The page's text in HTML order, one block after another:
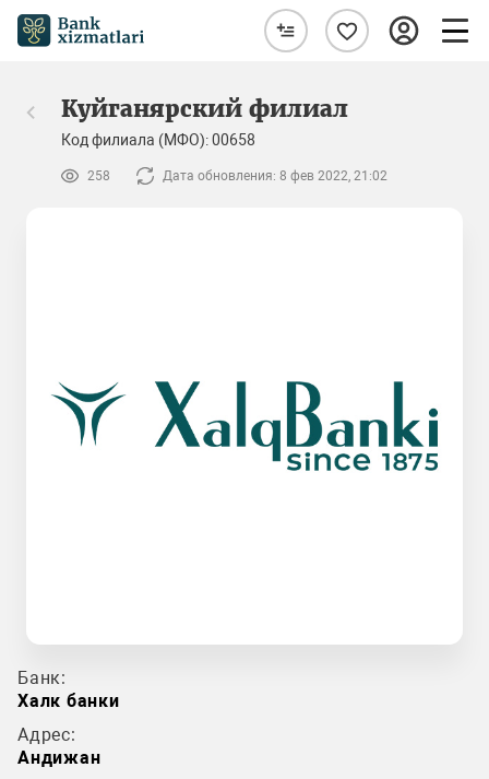
Куйганярский филиал
Код филиала (МФО): 00658
258 Дата обновления: 8 фев 2022, 21:02
Банк:
Халк банки
Адрес:
Андижан